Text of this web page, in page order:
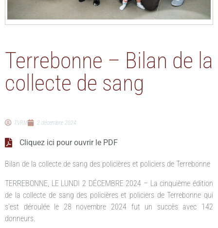
Terrebonne – Bilan de la
collecte de sang
TVRM 2 décembre 2024
Cliquez ici pour ouvrir le PDF
Bilan de la collecte de sang des policières et policiers de Terrebonne
TERREBONNE, LE LUNDI 2 DÉCEMBRE 2024 – La cinquième édition
de la collecte de sang des policières et policiers de Terrebonne qui
s’est déroulée le 28 novembre 2024 fut un succès avec 142
donneurs.